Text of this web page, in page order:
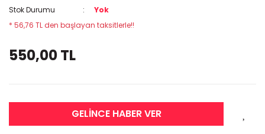
Stok Durumu
Yok
* 56,76 TL den başlayan taksitlerle!!
550,00 TL
GELİNCE HABER VER